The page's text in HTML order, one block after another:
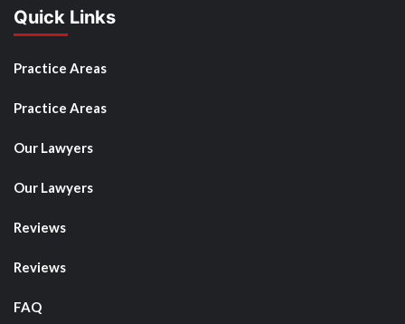
Quick Links
Practice Areas
Practice Areas
Our Lawyers
Our Lawyers
Reviews
Reviews
FAQ